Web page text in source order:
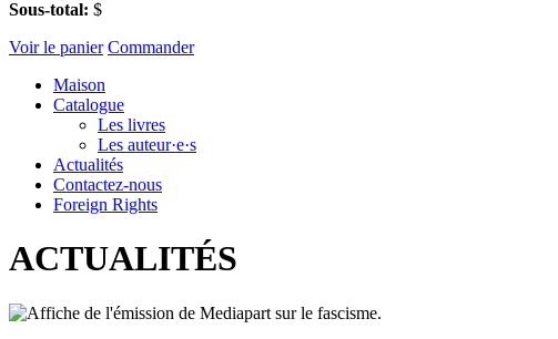
Sous-total: $
Voir le panier Commander
Maison
Catalogue
Les livres
Les auteur·e·s
Actualités
Contactez-nous
Foreign Rights
ACTUALITÉS